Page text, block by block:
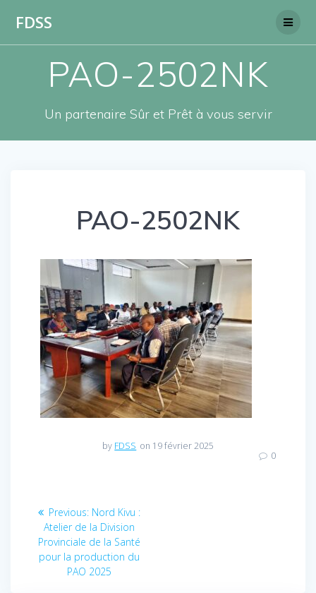
FDSS
PAO-2502NK
Un partenaire Sûr et Prêt à vous servir
PAO-2502NK
by FDSS on 19 février 2025
0
Navigation
l’article
Previous: Previous
post:
Nord Kivu :
Atelier de la Division
Provinciale de la Santé
pour la production du
PAO 2025